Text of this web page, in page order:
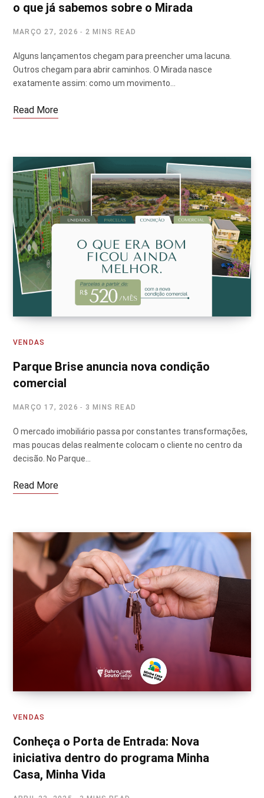
o que já sabemos sobre o Mirada
MARÇO 27, 2026 2 MINS READ
Alguns lançamentos chegam para preencher uma lacuna.
Outros chegam para abrir caminhos. O Mirada nasce
exatamente assim: como um movimento…
Read More
VENDAS
Parque Brise anuncia nova condição
comercial
MARÇO 17, 2026 3 MINS READ
O mercado imobiliário passa por constantes transformações,
mas poucas delas realmente colocam o cliente no centro da
decisão. No Parque…
Read More
VENDAS
Conheça o Porta de Entrada: Nova
iniciativa dentro do programa Minha
Casa, Minha Vida